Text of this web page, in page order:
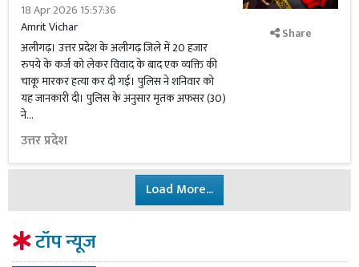
18 Apr 2026 15:57:36
Amrit Vichar
अलीगढ़। उत्तर प्रदेश के अलीगढ़ जिले में 20 हजार
रुपये के कर्ज को लेकर विवाद के बाद एक व्यक्ति की
चाकू मारकर हत्या कर दी गई। पुलिस ने शनिवार को
यह जानकारी दी। पुलिस के अनुसार मृतक अफसर (30)
ने...
उत्तर प्रदेश
Share
Load More...
टॉप न्यूज